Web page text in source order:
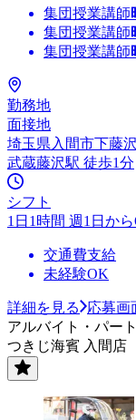
集団授業講師
集団授業講師
集団授業講師
勤務地
面接地
埼玉県入間市下藤
武蔵藤沢駅 徒歩1分
シフト
1日1時間 週1日か
交通費支給
未経験OK
詳細を見る
応募画
アルバイト・パート
つきじ海賓 入間店